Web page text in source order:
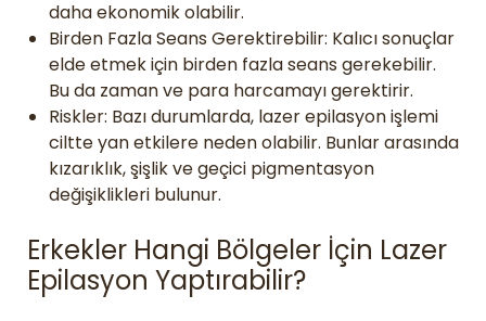
daha ekonomik olabilir.
Birden Fazla Seans Gerektirebilir: Kalıcı sonuçlar
elde etmek için birden fazla seans gerekebilir.
Bu da zaman ve para harcamayı gerektirir.
Riskler: Bazı durumlarda, lazer epilasyon işlemi
ciltte yan etkilere neden olabilir. Bunlar arasında
kızarıklık, şişlik ve geçici pigmentasyon
değişiklikleri bulunur.
Erkekler Hangi Bölgeler İçin Lazer
Epilasyon Yaptırabilir?